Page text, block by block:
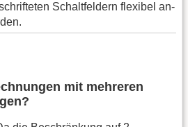
Schaltfeldern flexibel an-
mit mehreren